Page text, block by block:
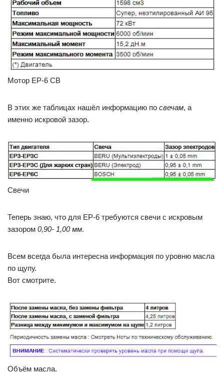
Мотор ЕР-6 СВ
В этих же таблицах нашёл информацию по свечам, а
именно искровой зазор.
Свечи
Теперь знаю, что для ЕР-6 требуются свечи с искровым
зазором 0,90- 1,00 мм.
Всем всегда была интересна информация по уровню масла
по щупу.
Вот смотрите.
Объём масла.